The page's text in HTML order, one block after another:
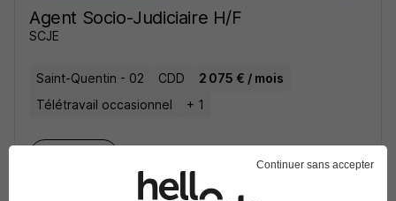
Agent Socio-Judiciaire H/F
SCJE
Saint-Quentin - 02 CDD
2 075 € / mois
Télétravail occasionnel
+ 1
il y a 5 jours
Continuer sans accepter